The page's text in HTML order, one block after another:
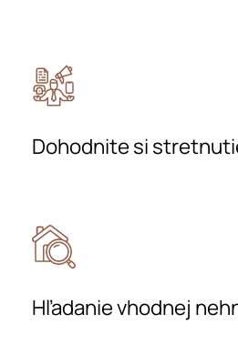
Dohodnite si
Hľadanie vhodnej